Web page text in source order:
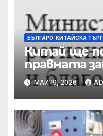
БЪЛГАРО-КИТАЙСКА
Китай ще
правната
борбата с
МАЙ 19, 2026